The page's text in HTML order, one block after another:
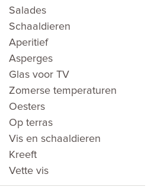
Salades
Schaaldieren
Aperitief
Asperges
Glas voor TV
Zomerse temperaturen
Oesters
Op terras
Vis en schaaldieren
Kreeft
Vette vis